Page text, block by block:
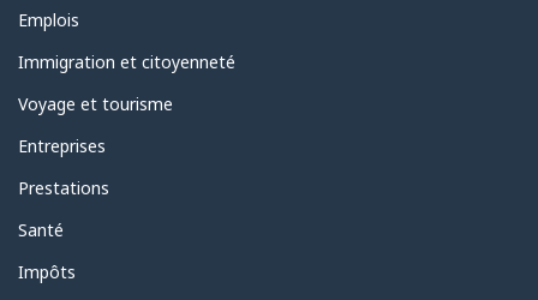
Thèmes
sujets
Emplois
Immigration et citoyenneté
Voyage et tourisme
Entreprises
Prestations
Santé
Impôts